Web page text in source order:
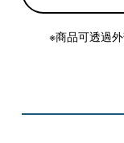
※商品可透過